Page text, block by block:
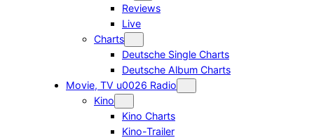
Reviews
Live
Charts
Deutsche Single Charts
Deutsche Album Charts
Movie, TV u0026 Radio
Kino
Kino Charts
Kino-Trailer